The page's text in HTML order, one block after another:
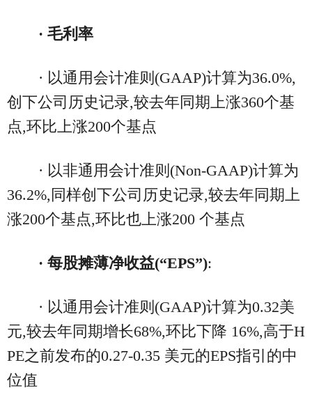
· 毛利率
· 以通用会计准则(GAAP)计算为36.0%,
创下公司历史记录,较去年同期上涨360个基
点,环比上涨200个基点
· 以非通用会计准则(Non-GAAP)计算为
36.2%,同样创下公司历史记录,较去年同期上
涨200个基点,环比也上涨200 个基点
· 每股摊薄净收益(“EPS”):
· 以通用会计准则(GAAP)计算为0.32美
元,较去年同期增长68%,环比下降 16%,高于H
PE之前发布的0.27-0.35 美元的EPS指引的中
位值